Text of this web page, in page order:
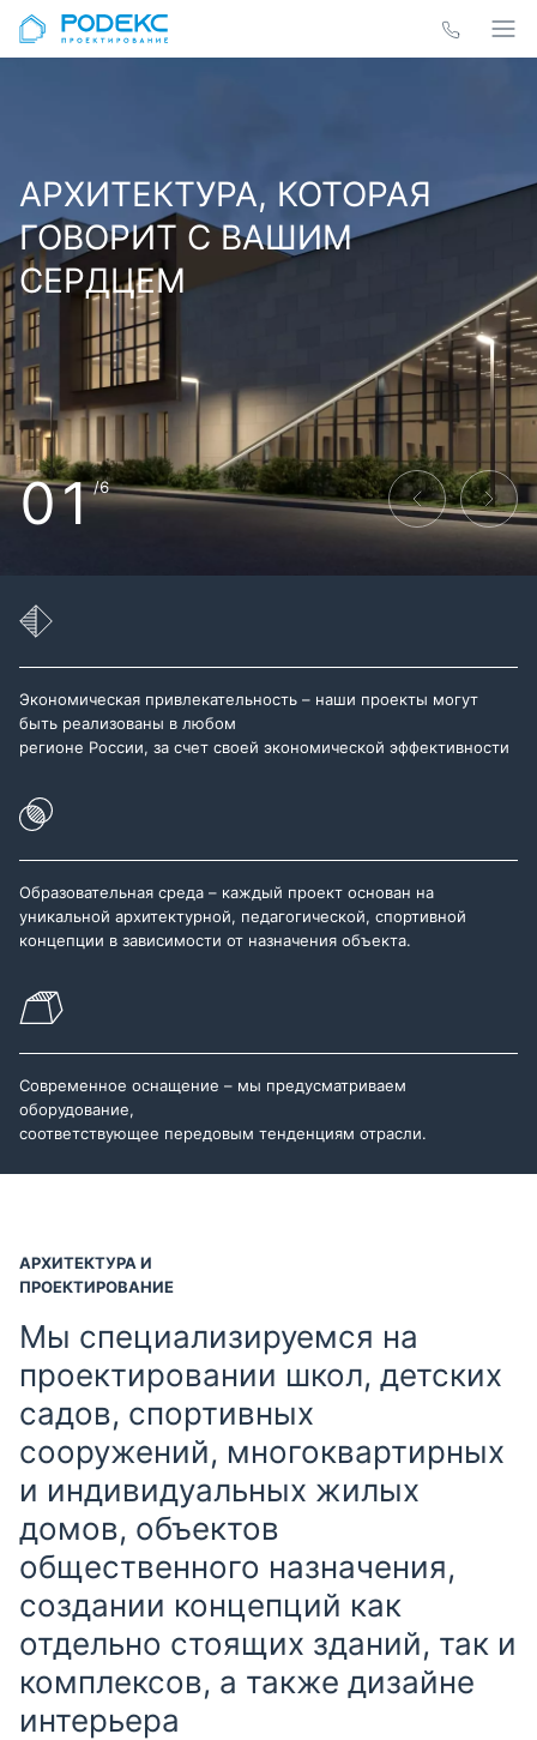
АРХИТЕКТУРА, КОТОРАЯ
ГОВОРИТ С ВАШИМ
СЕРДЦЕМ
01/6
Экономическая привлекательность – наши проекты могут
быть реализованы в любом
регионе России, за счет своей экономической эффективности
Образовательная среда – каждый проект основан на
уникальной архитектурной, педагогической, спортивной
концепции в зависимости от назначения объекта.
Современное оснащение – мы предусматриваем
оборудование,
соответствующее передовым тенденциям отрасли.
АРХИТЕКТУРА И
ПРОЕКТИРОВАНИЕ
Мы специализируемся на
проектировании школ, детских
садов, спортивных
сооружений, многоквартирных
и индивидуальных жилых
домов, объектов
общественного назначения,
создании концепций как
отдельно стоящих зданий, так и
комплексов, а также дизайне
интерьера